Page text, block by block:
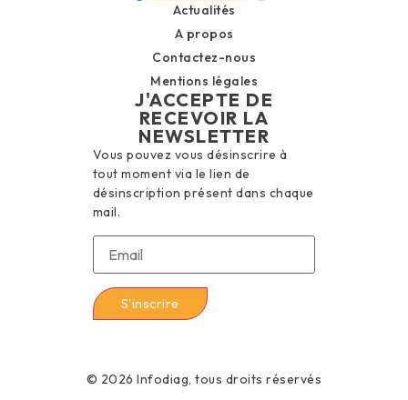
Actualités
A propos
Contactez-nous
Mentions légales
J'ACCEPTE DE
RECEVOIR LA
NEWSLETTER
Vous pouvez vous désinscrire à
tout moment via le lien de
désinscription présent dans chaque
mail.
© 2026 Infodiag, tous droits réservés